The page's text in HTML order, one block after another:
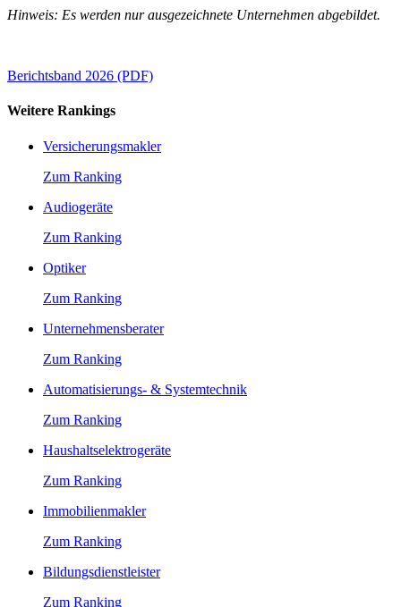
Hinweis: Es werden nur ausgezeichnete Unternehmen abgebildet.
Berichtsband 2026 (PDF)
Weitere Rankings
Versicherungsmakler
Zum Ranking
Audiogeräte
Zum Ranking
Optiker
Zum Ranking
Unternehmensberater
Zum Ranking
Automatisierungs- & Systemtechnik
Zum Ranking
Haushaltselektrogeräte
Zum Ranking
Immobilienmakler
Zum Ranking
Bildungsdienstleister
Zum Ranking